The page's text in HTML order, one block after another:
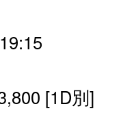
[1D別]